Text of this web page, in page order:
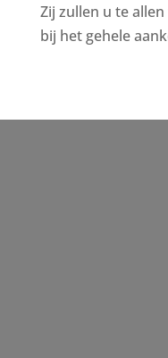
Zij zullen u te
bij het gehele